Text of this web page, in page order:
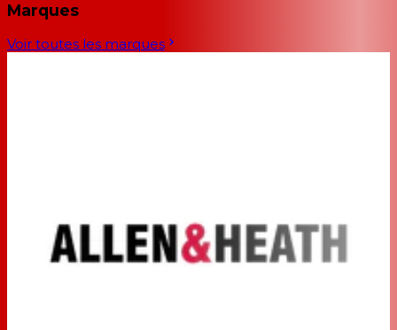
Marques
Voir toutes les marques